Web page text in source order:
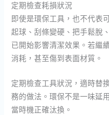
定期檢查耗損狀況
即使是環保工具，也不代表
起球、刮條變硬、把手鬆脫
已開始影響清潔效果。若繼
消耗，甚至傷到表面材質。
定期檢查工具狀況，適時替
務的做法。環保不是一味延
當時機正確汰換。